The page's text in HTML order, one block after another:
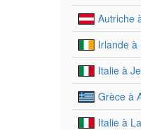
Autriche
Irlande à
Italie à
Grèce à
Italie à